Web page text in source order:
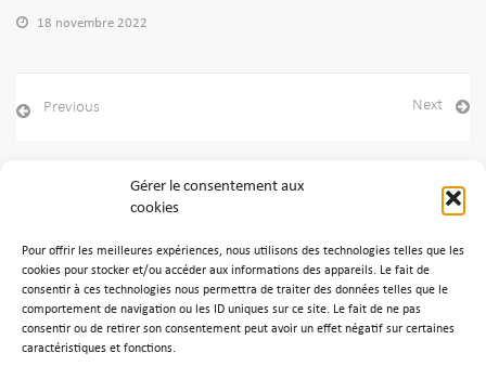
Gérer le consentement aux
cookies
Pour offrir les meilleures expériences, nous utilisons des technologies telles que les
cookies pour stocker et/ou accéder aux informations des appareils. Le fait de
consentir à ces technologies nous permettra de traiter des données telles que le
comportement de navigation ou les ID uniques sur ce site. Le fait de ne pas
consentir ou de retirer son consentement peut avoir un effet négatif sur certaines
caractéristiques et fonctions.
18 novembre 2022
Previous Next
Archives
Aucune archive à afficher.
Catégories